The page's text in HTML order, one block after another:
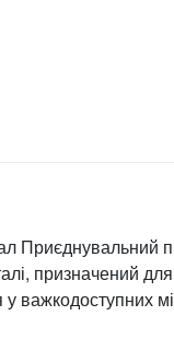
Приєднувальний
призначений
важкодоступних